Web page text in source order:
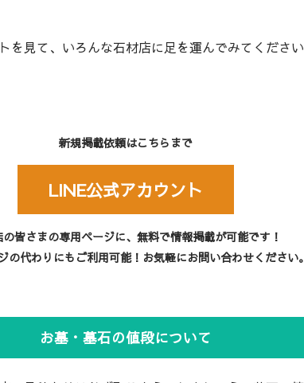
を見て、いろんな石材店に足を運んでみてくださ
新規掲載依頼はこちらまで
LINE公式アカウント
皆さまの専用ページに、無料で情報掲載が可能です！
の代わりにもご利用可能！お気軽にお問い合わせください
お墓・墓石の値段について